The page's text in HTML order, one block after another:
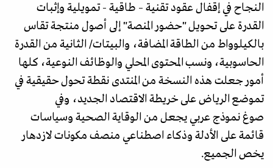
النجاح في إقفال عقود تقنية – طاقية - تمويلية وإثبات
القدرة على تحويل "حضور المنصة" إلى أصول منتجة تقاس
بالكيلوواط من الطاقة المضافة، والبيتات/ الثانية من القدرة
الحاسوبية، ونسب المحتوى المحلي والوظائف النوعية، كلها
أمور جعلت هذه النسخة من المنتدى نقطة تحول حقيقية في
تموضع الرياض على خريطة الاقتصاد الجديد، وفي
صوغ نموذج عربي يجعل من الوقاية الصحية وسياسات
قائمة على الأدلة وذكاء اصطناعي منصف مكونات لازدهار
يخص الجميع.